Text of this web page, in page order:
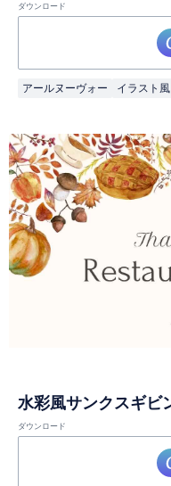
ダウンロード
アールヌーヴォー イラスト風
ダウンロード